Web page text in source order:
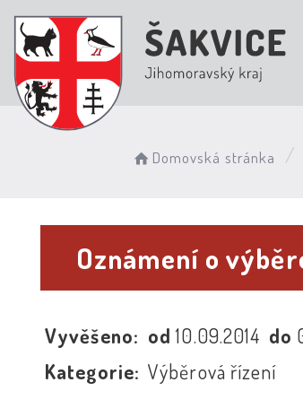
Domovská stránka
Oznámení o
Vyvěšeno: od10.09.2014 do
Kategorie: Výběrová řízení